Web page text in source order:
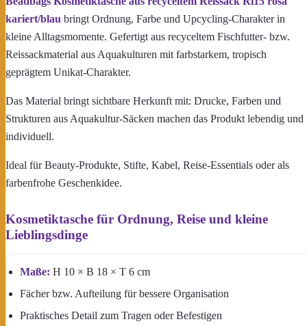
kariert/blau bringt Ordnung, Farbe und Upcycling-Charakter in
kleine Alltagsmomente. Gefertigt aus recyceltem Fischfutter- bzw.
Reissackmaterial aus Aquakulturen mit farbstarkem, tropisch
geprägtem Unikat-Charakter.
Das Material bringt sichtbare Herkunft mit: Drucke, Farben und
Strukturen aus Aquakultur-Säcken machen das Produkt lebendig und
individuell.
Ideal für Beauty-Produkte, Stifte, Kabel, Reise-Essentials oder als
farbenfrohe Geschenkidee.
Kosmetiktasche für Ordnung, Reise und kleine
Lieblingsdinge
Maße: H 10 × B 18 × T 6 cm
Fächer bzw. Aufteilung für bessere Organisation
Praktisches Detail zum Tragen oder Befestigen